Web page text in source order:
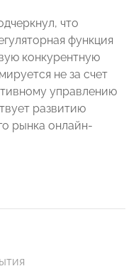
что
функция
конкурентную
не за счет
управлению
развитию
рынка онлайн-